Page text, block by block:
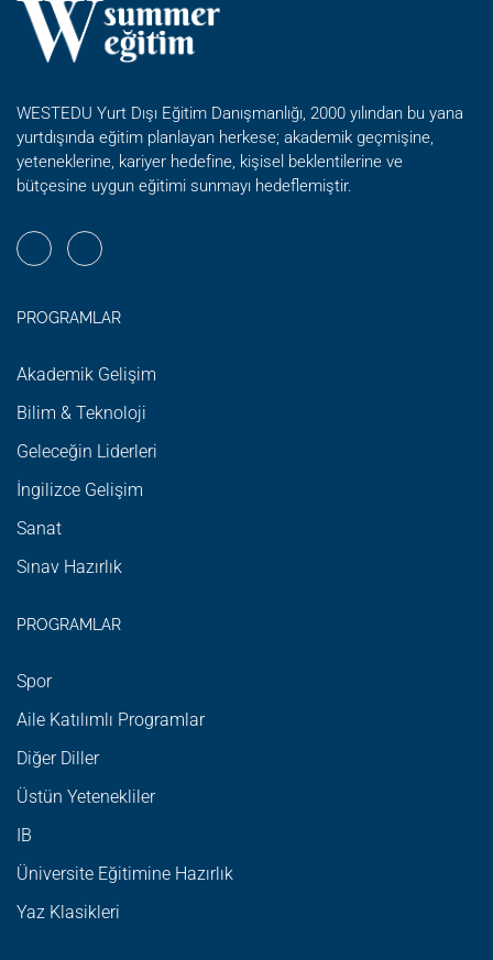
WESTEDU Yurt Dışı Eğitim Danışmanlığı, 2000 yılından bu yana
yurtdışında eğitim planlayan herkese; akademik geçmişine,
yeteneklerine, kariyer hedefine, kişisel beklentilerine ve
bütçesine uygun eğitimi sunmayı hedeflemiştir.
PROGRAMLAR
Akademik Gelişim
Bilim & Teknoloji
Geleceğin Liderleri
İngilizce Gelişim
Sanat
Sınav Hazırlık
PROGRAMLAR
Spor
Aile Katılımlı Programlar
Diğer Diller
Üstün Yetenekliler
IB
Üniversite Eğitimine Hazırlık
Yaz Klasikleri